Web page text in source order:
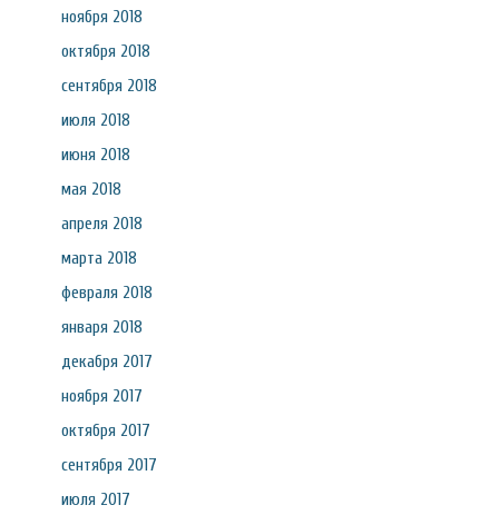
ноября 2018
октября 2018
сентября 2018
июля 2018
июня 2018
мая 2018
апреля 2018
марта 2018
февраля 2018
января 2018
декабря 2017
ноября 2017
октября 2017
сентября 2017
июля 2017